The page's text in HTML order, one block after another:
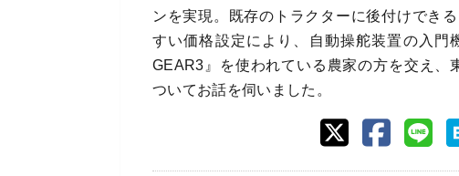
ンを実現。既存のトラクターに後付けでき
すい価格設定により、自動操舵装置の入門
GEAR3』を使われている農家の方を交え、
ついてお話を伺いました。